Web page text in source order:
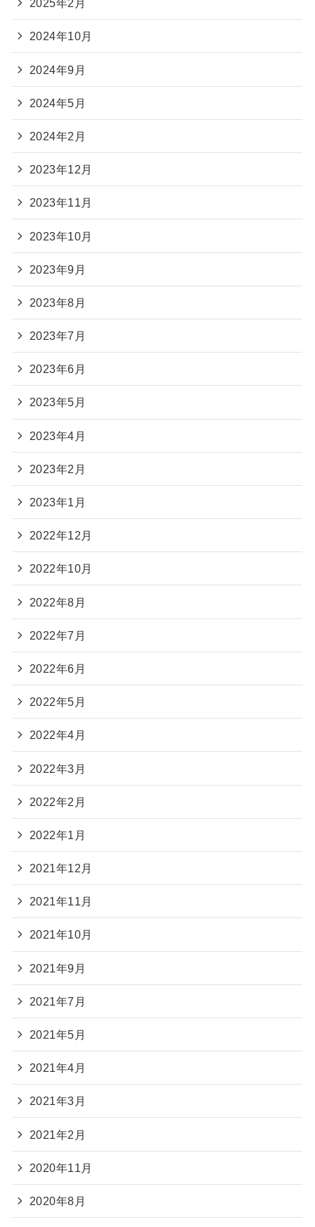
2025年2月
2024年10月
2024年9月
2024年5月
2024年2月
2023年12月
2023年11月
2023年10月
2023年9月
2023年8月
2023年7月
2023年6月
2023年5月
2023年4月
2023年2月
2023年1月
2022年12月
2022年10月
2022年8月
2022年7月
2022年6月
2022年5月
2022年4月
2022年3月
2022年2月
2022年1月
2021年12月
2021年11月
2021年10月
2021年9月
2021年7月
2021年5月
2021年4月
2021年3月
2021年2月
2020年11月
2020年8月